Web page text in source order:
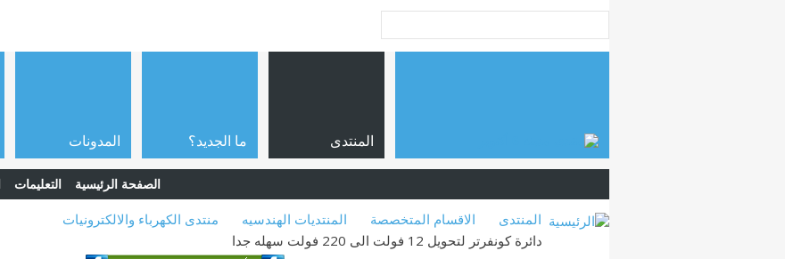
المنتدى
الصفحة الرئيسية التعليمات
ما الجديد؟ المدونات
المنتدى الاقسام المتخصصة المنتديات الهندسيه
منتدى الكهرباء والالكترونيات
دائرة كونفرتر لتحويل 12 فولت الى 220 فولت سهله جدا